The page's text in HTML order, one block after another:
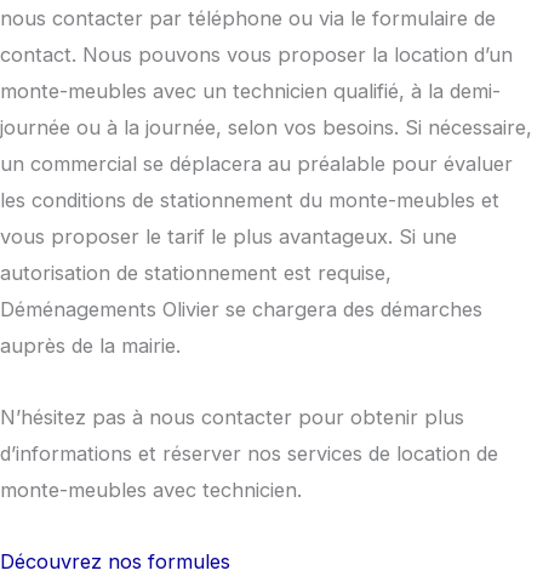
nous contacter par téléphone ou via le formulaire de
contact. Nous pouvons vous proposer la location d’un
monte-meubles avec un technicien qualifié, à la demi-
journée ou à la journée, selon vos besoins. Si nécessaire,
un commercial se déplacera au préalable pour évaluer
les conditions de stationnement du monte-meubles et
vous proposer le tarif le plus avantageux. Si une
autorisation de stationnement est requise,
Déménagements Olivier se chargera des démarches
auprès de la mairie.
N’hésitez pas à nous contacter pour obtenir plus
d’informations et réserver nos services de location de
monte-meubles avec technicien.
Découvrez nos formules